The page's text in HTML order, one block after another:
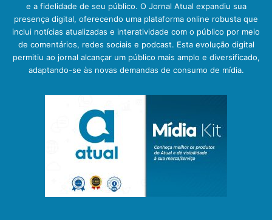
e a fidelidade de seu público. O Jornal Atual expandiu sua
presença digital, oferecendo uma plataforma online robusta que
inclui notícias atualizadas e interatividade com o público por meio
de comentários, redes sociais e podcast. Esta evolução digital
permitiu ao jornal alcançar um público mais amplo e diversificado,
adaptando-se às novas demandas de consumo de mídia.